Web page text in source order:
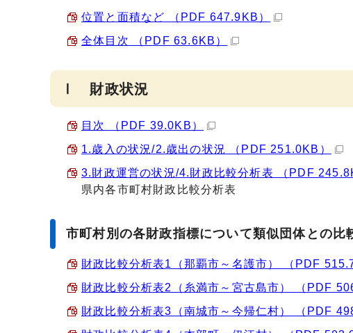
位置と面積など （PDF 647.9KB）
全体目次 （PDF 63.6KB）
Ⅰ 財政状況
目次 （PDF 39.0KB）
1.歳入の状況/2.歳出の状況 （PDF 251.0KB）
3.財政運営の状況/4.財政比較分析表 （PDF
県内各市町村財政比較分析表
市町村別の各財政指標について類似団体との比
財政比較分析表1（那覇市～名護市） （PDF
財政比較分析表2（糸満市～宮古島市） （PDF
財政比較分析表3（南城市～今帰仁村） （PDF